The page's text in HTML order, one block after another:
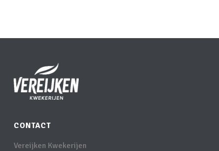
CONTACT
Vereijken Kwekerijen